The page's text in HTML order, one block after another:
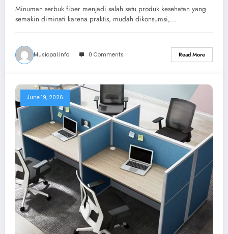
Tampil Lebih Profesional dan Siap
Bersaing
Minuman serbuk fiber menjadi salah satu produk kesehatan yang
semakin diminati karena praktis, mudah dikonsumsi,…
Musicpal.info 0 Comments Read More
June 19, 2026